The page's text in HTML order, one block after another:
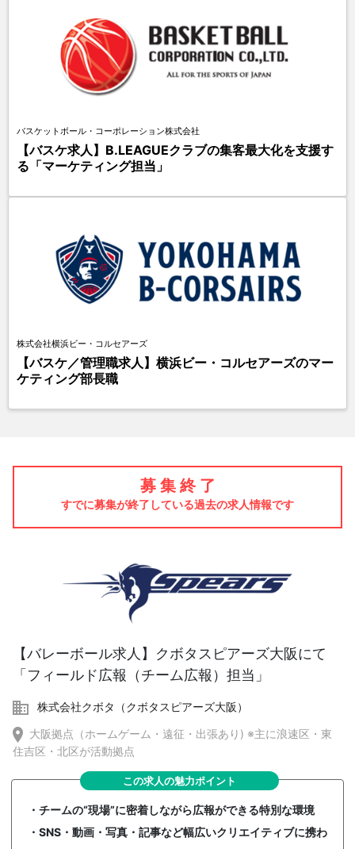
バスケットボール・コーポレーション株式会社
【バスケ求人】B.LEAGUEクラブの集客最大化を支援す
る「マーケティング担当」
株式会社横浜ビー・コルセアーズ
【バスケ／管理職求人】横浜ビー・コルセアーズのマー
ケティング部長職
募 集 終 了
すでに募集が終了している過去の求人情報です
【バレーボール求人】クボタスピアーズ大阪にて
「フィールド広報（チーム広報）担当」
株式会社クボタ（クボタスピアーズ大阪）
大阪拠点（ホームゲーム・遠征・出張あり) ※主に浪速区・東
住吉区・北区が活動拠点
この求人の魅力ポイント
・チームの“現場”に密着しながら広報ができる特別な環境
・SNS・動画・写真・記事など幅広いクリエイティブに携わ